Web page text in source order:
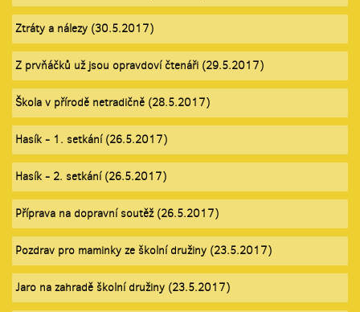
Ztráty a nálezy (30.5.2017)
Z prvňáčků už jsou opravdoví čtenáři (29.5.2017)
Škola v přírodě netradičně (28.5.2017)
Hasík - 1. setkání (26.5.2017)
Hasík - 2. setkání (26.5.2017)
Příprava na dopravní soutěž (26.5.2017)
Pozdrav pro maminky ze školní družiny (23.5.2017)
Jaro na zahradě školní družiny (23.5.2017)